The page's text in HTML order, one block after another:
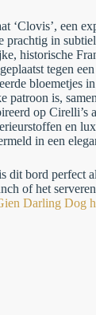
‘Clovis’, een
prachtig in
historische
tegen
bloemetjes
patroon is,
op Cirelli’s
en
in een
dit bord perfect
of het
Darling Dog